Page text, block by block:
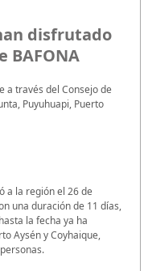
disfrutado
BAFONA
a través del Consejo de
Puyuhuapi, Puerto
a la región el 26 de
una duración de 11 días,
la fecha ya ha
Aysén y Coyhaique,